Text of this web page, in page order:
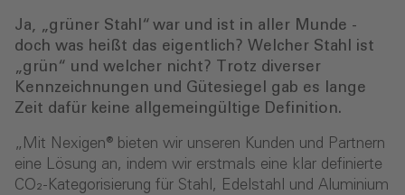
Ja, „grüner Stahl“ war und ist in aller Munde -
doch was heißt das eigentlich? Welcher Stahl ist
„grün“ und welcher nicht? Trotz diverser
Kennzeichnungen und Gütesiegel gab es lange
Zeit dafür keine allgemeingültige Definition.
„Mit Nexigen® bieten wir unseren Kunden und Partnern
eine Lösung an, indem wir erstmals eine klar definierte
CO₂-Kategorisierung für Stahl, Edelstahl und Aluminium